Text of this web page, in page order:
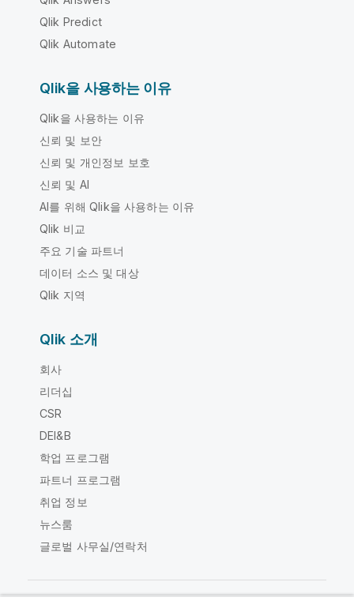
Qlik Predict
Qlik Automate
Qlik을 사용하는 이유
Qlik을 사용하는 이유
신뢰 및 보안
신뢰 및 개인정보 보호
신뢰 및 AI
AI를 위해 Qlik을 사용하는 이유
Qlik 비교
주요 기술 파트너
데이터 소스 및 대상
Qlik 지역
Qlik 소개
회사
리더십
CSR
DEI&B
학업 프로그램
파트너 프로그램
취업 정보
뉴스룸
글로벌 사무실/연락처